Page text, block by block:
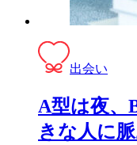
出会い
A型は夜、
きな人に